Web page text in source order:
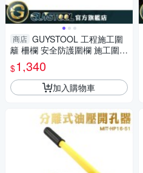
商店 GUYSTOOL 工程施工圍
籬 柵欄 安全防護圍欄 施工圍欄
摺疊護欄 警示隔離 耐水耐腐 M
IT-CF96250
$1,340
加入購物車